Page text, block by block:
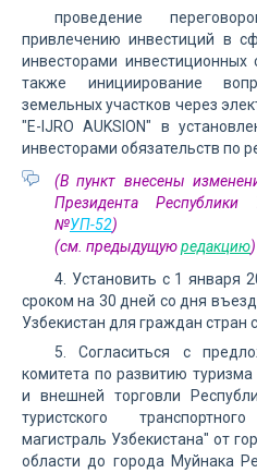
проведение
привлечению инвестиций в
инвесторами инвестиционных
также инициирование
земельных участков через
"E-IJRO AUKSION" в
инвесторами обязательств по
(В пункт внесены
Президента
№УП-52)
(см. предыдущуюредакцию)
4. Установить с 1 января
сроком на 30 дней со дня
Узбекистан для граждан стран
5. Согласиться с
комитета по развитию
и внешней торговли
туристского
магистраль Узбекистана" от
области до города Муйнака